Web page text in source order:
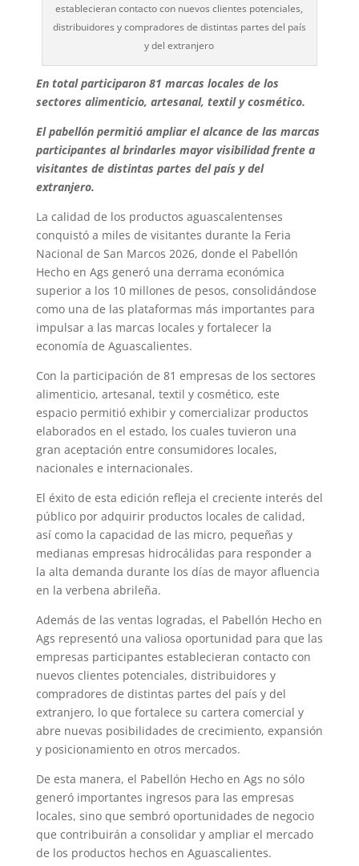
establecieran contacto con nuevos clientes potenciales,
distribuidores y compradores de distintas partes del país
y del extranjero
En total participaron 81 marcas locales de los
sectores alimenticio, artesanal, textil y cosmético.
El pabellón permitió ampliar el alcance de las marcas
participantes al brindarles mayor visibilidad frente a
visitantes de distintas partes del país y del
extranjero.
La calidad de los productos aguascalentenses
conquistó a miles de visitantes durante la Feria
Nacional de San Marcos 2026, donde el Pabellón
Hecho en Ags generó una derrama económica
superior a los 10 millones de pesos, consolidándose
como una de las plataformas más importantes para
impulsar a las marcas locales y fortalecer la
economía de Aguascalientes.
Con la participación de 81 empresas de los sectores
alimenticio, artesanal, textil y cosmético, este
espacio permitió exhibir y comercializar productos
elaborados en el estado, los cuales tuvieron una
gran aceptación entre consumidores locales,
nacionales e internacionales.
El éxito de esta edición refleja el creciente interés del
público por adquirir productos locales de calidad,
así como la capacidad de las micro, pequeñas y
medianas empresas hidrocálidas para responder a
la alta demanda durante los días de mayor afluencia
en la verbena abrileña.
Además de las ventas logradas, el Pabellón Hecho en
Ags representó una valiosa oportunidad para que las
empresas participantes establecieran contacto con
nuevos clientes potenciales, distribuidores y
compradores de distintas partes del país y del
extranjero, lo que fortalece su cartera comercial y
abre nuevas posibilidades de crecimiento, expansión
y posicionamiento en otros mercados.
De esta manera, el Pabellón Hecho en Ags no sólo
generó importantes ingresos para las empresas
locales, sino que sembró oportunidades de negocio
que contribuirán a consolidar y ampliar el mercado
de los productos hechos en Aguascalientes.